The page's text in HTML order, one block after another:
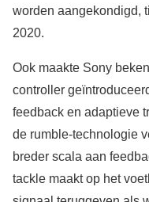
worden aangekondigd,
2020.
Ook maakte Sony
controller
feedback en adaptieve
de rumble-technologie
breder scala aan
tackle maakt op het